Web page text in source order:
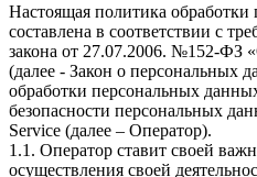
Настоящая политика
составлена в соответствии с
закона от 27.07.2006. №152-ФЗ
(далее - Закон о персональных
обработки персональных
безопасности персональных
Service (далее – Оператор).
1.1. Оператор ставит своей
осуществления своей